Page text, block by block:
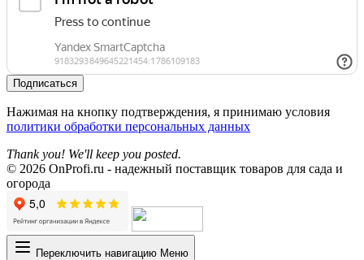
Подписаться
Нажимая на кнопку подтверждения, я принимаю условия
политики обработки персональных данных
Thank you! We'll keep you posted.
© 2026 OnProfi.ru - надежный поставщик товаров для сада и
огорода
Переключить навигацию Меню